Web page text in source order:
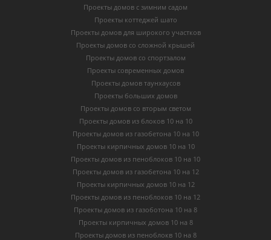
Проекты домов с зимним садом
Проекты коттеджей шато
Проекты домов для широкого участков
Проекты домов со сложной крышей
Проекты домов со спортзалом
Проекты современных домов
Проекты домов таунхаусов
Проекты больших домов
Проекты домов со вторым светом
Проекты домов из блоков 10 на 10
Проекты домов из газобетона 10 на 10
Проекты кирпичных домов 10 на 10
Проекты домов из пеноблоков 10 на 10
Проекты домов из газобетона 10 на 12
Проекты кирпичных домов 10 на 12
Проекты домов из пеноблоков 10 на 12
Проекты домов из газоботона 10 на 8
Проекты кирпичных домов 10 на 8
Проекты домов из пеноблокв 10 на 8